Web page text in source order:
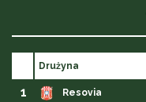
Drużyna
1
Resovia